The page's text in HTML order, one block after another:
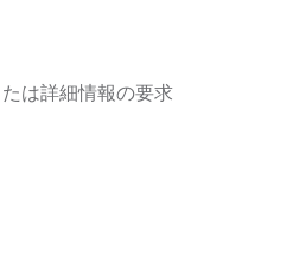
は詳細情報の要求